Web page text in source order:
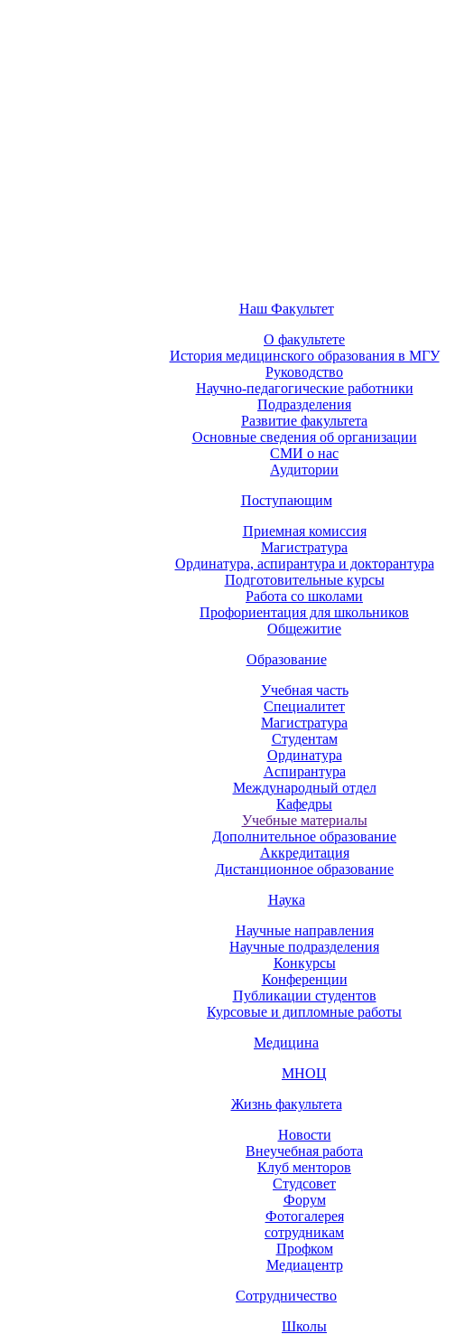
Наш Факультет
О факультете
История медицинского образования в МГУ
Руководство
Научно-педагогические работники
Подразделения
Развитие факультета
Основные сведения об организации
СМИ о нас
Аудитории
Поступающим
Приемная комиссия
Магистратура
Ординатура, аспирантура и докторантура
Подготовительные курсы
Работа со школами
Профориентация для школьников
Общежитие
Образование
Учебная часть
Специалитет
Магистратура
Студентам
Ординатура
Аспирантура
Международный отдел
Кафедры
Учебные материалы
Дополнительное образование
Аккредитация
Дистанционное образование
Наука
Научные направления
Научные подразделения
Конкурсы
Конференции
Публикации студентов
Курсовые и дипломные работы
Медицина
МНОЦ
Жизнь факультета
Новости
Внеучебная работа
Клуб менторов
Студсовет
Форум
Фотогалерея
сотрудникам
Профком
Медиацентр
Сотрудничество
Школы